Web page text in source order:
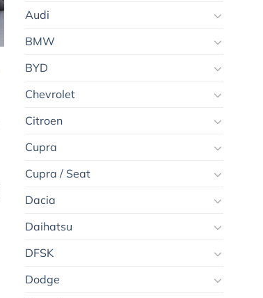
Audi
BMW
BYD
Chevrolet
Citroen
Cupra
Cupra / Seat
Dacia
Daihatsu
DFSK
Dodge